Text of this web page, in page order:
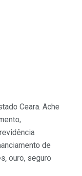
Ceara. Ache
de
ouro, seguro